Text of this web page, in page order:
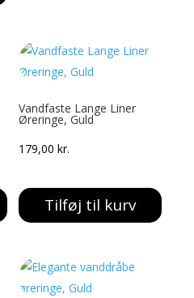
Vandfaste Lange Liner
Øreringe, Guld
179,00kr.
Tilføj til kurv